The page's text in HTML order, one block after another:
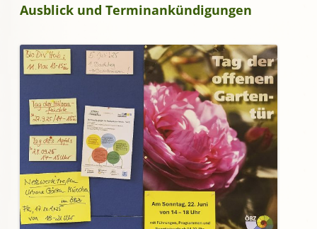
Ausblick und Terminankündigungen